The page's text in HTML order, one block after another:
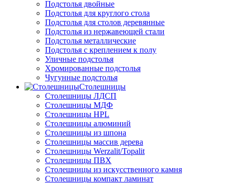
Подстолья двойные
Подстолья для круглого стола
Подстолья для столов деревянные
Подстолья из нержавеющей стали
Подстолья металлические
Подстолья с креплением к полу
Уличные подстолья
Хромированные подстолья
Чугунные подстолья
Столешницы
Столешницы ЛДСП
Столешницы МДФ
Столешницы HPL
Столешницы алюминий
Столешницы из шпона
Столешницы массив дерева
Столешницы Werzalit/Topalit
Столешницы ПВХ
Столешницы из искусственного камня
Столешницы компакт ламинат